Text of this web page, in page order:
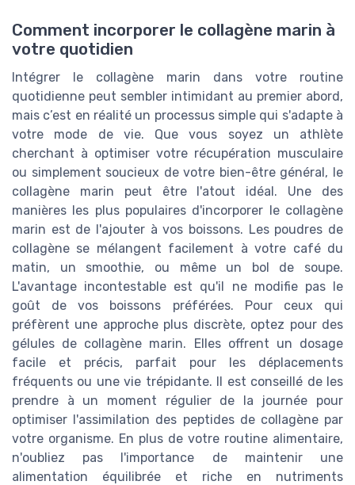
Comment incorporer le collagène marin à
votre quotidien
Intégrer le collagène marin dans votre routine
quotidienne peut sembler intimidant au premier abord,
mais c’est en réalité un processus simple qui s'adapte à
votre mode de vie. Que vous soyez un athlète
cherchant à optimiser votre récupération musculaire
ou simplement soucieux de votre bien-être général, le
collagène marin peut être l'atout idéal. Une des
manières les plus populaires d'incorporer le collagène
marin est de l'ajouter à vos boissons. Les poudres de
collagène se mélangent facilement à votre café du
matin, un smoothie, ou même un bol de soupe.
L'avantage incontestable est qu'il ne modifie pas le
goût de vos boissons préférées. Pour ceux qui
préfèrent une approche plus discrète, optez pour des
gélules de collagène marin. Elles offrent un dosage
facile et précis, parfait pour les déplacements
fréquents ou une vie trépidante. Il est conseillé de les
prendre à un moment régulier de la journée pour
optimiser l'assimilation des peptides de collagène par
votre organisme. En plus de votre routine alimentaire,
n'oubliez pas l'importance de maintenir une
alimentation équilibrée et riche en nutriments